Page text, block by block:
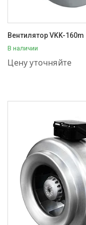
Вентилятор VKK-160m
В наличии
Цену уточняйте
+7 (707) 111-57-56